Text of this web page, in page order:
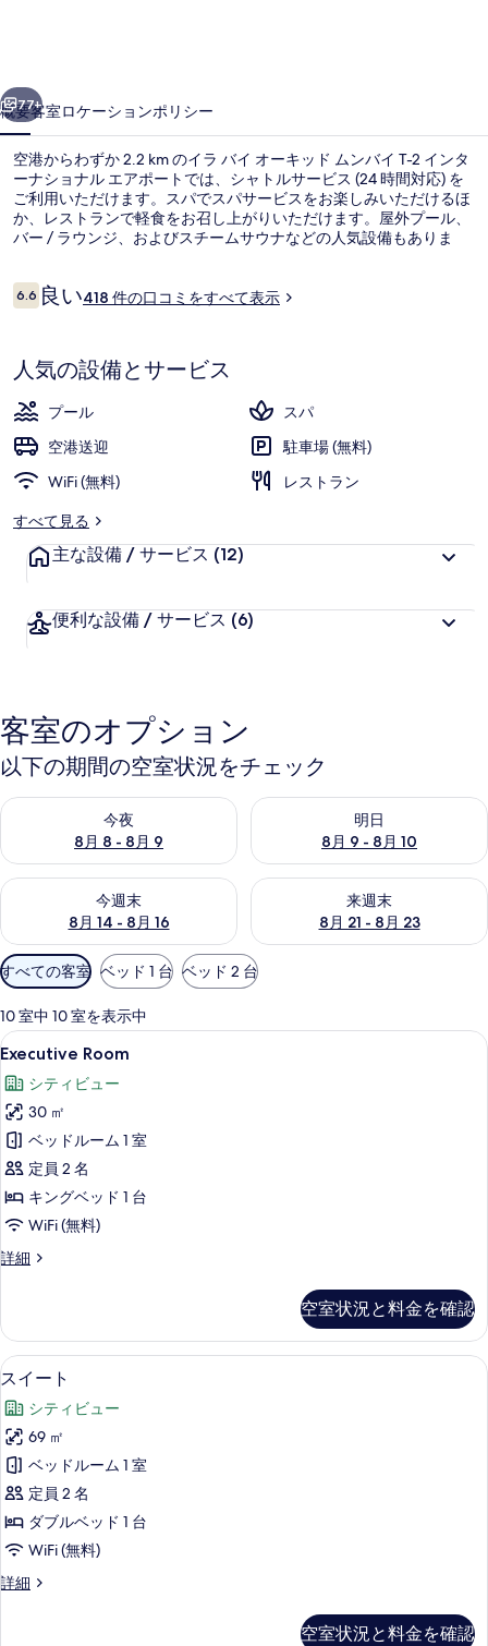
ッ
ド
ム
ン
バ
イ
T-
イ
ン
タ
ー
ナ
ア
ポ
ー
の
写
真
ギ
ャ
ラ
リ
ー
77+
概要客室ロケーションポリシー
空港からわずか 2.2 km のイラ バイ オーキッド ムンバイ T-2 インタ
ーナショナル エアポートでは、シャトルサービス (24 時間対応) を
ご利用いただけます。スパでスパサービスをお楽しみいただけるほ
か、レストランで軽食をお召し上がりいただけます。屋外プール、
バー / ラウンジ、およびスチームサウナなどの人気設備もありま
ガル駅までは 5 分、地下鉄 エアポート ロード駅までは 6 分です。
口
コ
6.610段階中6.6
良い418 件の口コミをすべて表示
人気の設備とサービス
プール
スパ
空港送迎
駐車場 (無料)
WiFi (無料)
レストラン
すべて見る
主な設備 / サービス (12)
便利な設備 / サービス (6)
客室のオプション
以下の期間の空室状況をチェック
今夜
8月 8 - 8月 9
今夜 8月 8 - 8月 9 の空室状況をチェック
明日
8月 9 - 8月 10
明日 8月 9 - 8月 10 の空室状
今週末
8月 14 - 8月 16
今週末 8月 14 - 8月 16 の空室状況をチェック
来週末
8月 21 - 8月 23
来週末 8月 21 - 8月 23 の空室
利
用
可
能
な
客
室
の
絞
り
込
み
条
すべての客室 ベッド 1 台 ベッド 2 台
10 室中 10 室を表示中
Executive
Room
の
す
べ
て
の
写
真
示
す
る
Executive Room | 高級寝具、低反発
9
Executive Room
シティビュー
30 ㎡
ベッドルーム 1 室
定員 2 名
キングベッド 1 台
WiFi (無料)
詳細
Executive
細
空室状況と料金を確認
ス
イ
ー
ト
の
す
べ
の
高級寝具、低反発ベッド、セーフテ
11
スイート
シティビュー
69 ㎡
ベッドルーム 1 室
定員 2 名
ダブルベッド 1 台
WiFi (無料)
詳細
ス
空室状況と料金を確認